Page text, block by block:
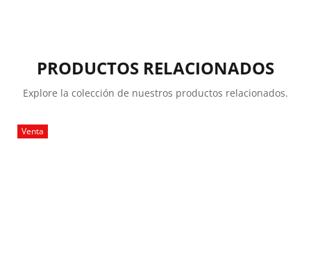
PRODUCTOS RELACIONADOS
Explore la colección de nuestros productos relacionados.
Venta